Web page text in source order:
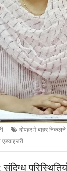
दोपहर में बाहर